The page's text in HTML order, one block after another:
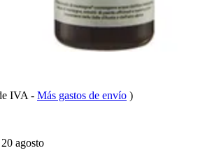
IVA - Más gastos de envío )
agosto